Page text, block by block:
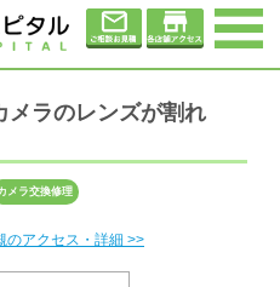
メラのレンズが割れ
メラ交換修理
のアクセス・詳細 >>